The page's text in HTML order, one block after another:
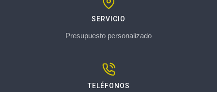
SERVICIO
Presupuesto personalizado
TELÉFONOS